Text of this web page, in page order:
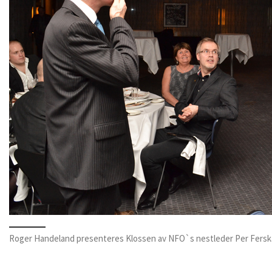
Roger Handeland presenteres Klossen av NFO`s nestleder Per